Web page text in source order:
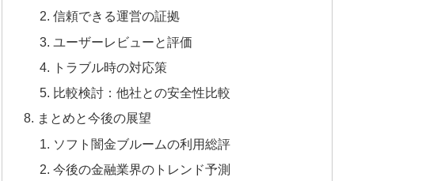
信頼できる運営の証拠
ユーザーレビューと評価
トラブル時の対応策
比較検討：他社との安全性比較
まとめと今後の展望
ソフト闇金ブルームの利用総評
今後の金融業界のトレンド予測